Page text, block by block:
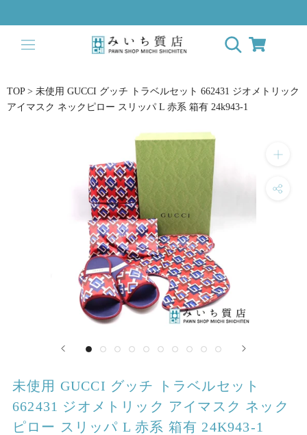
キ
て
コ
TOP > 未使用 GUCCI グッチ トラベルセット 662431 ジオメトリック
アイマスク ネックピロー スリッパ L 赤系 箱有 24k943-1
未使用 GUCCI グッチ トラベルセット
662431 ジオメトリック アイマスク ネック
ピロー スリッパ L 赤系 箱有 24K943-1